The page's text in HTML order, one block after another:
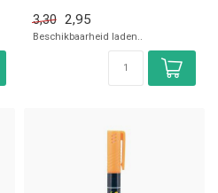
3,30 2,95
Beschikbaarheid laden..